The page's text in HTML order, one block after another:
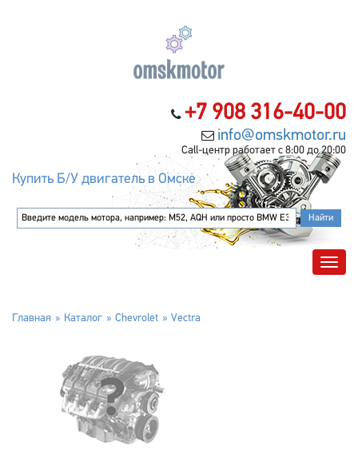
+7 908 316-40-00
info@omskmotor.ru
Call-центр работает с 8:00 до 20:00
Купить Б/У двигатель в Омске
Главная Каталог Chevrolet Vectra